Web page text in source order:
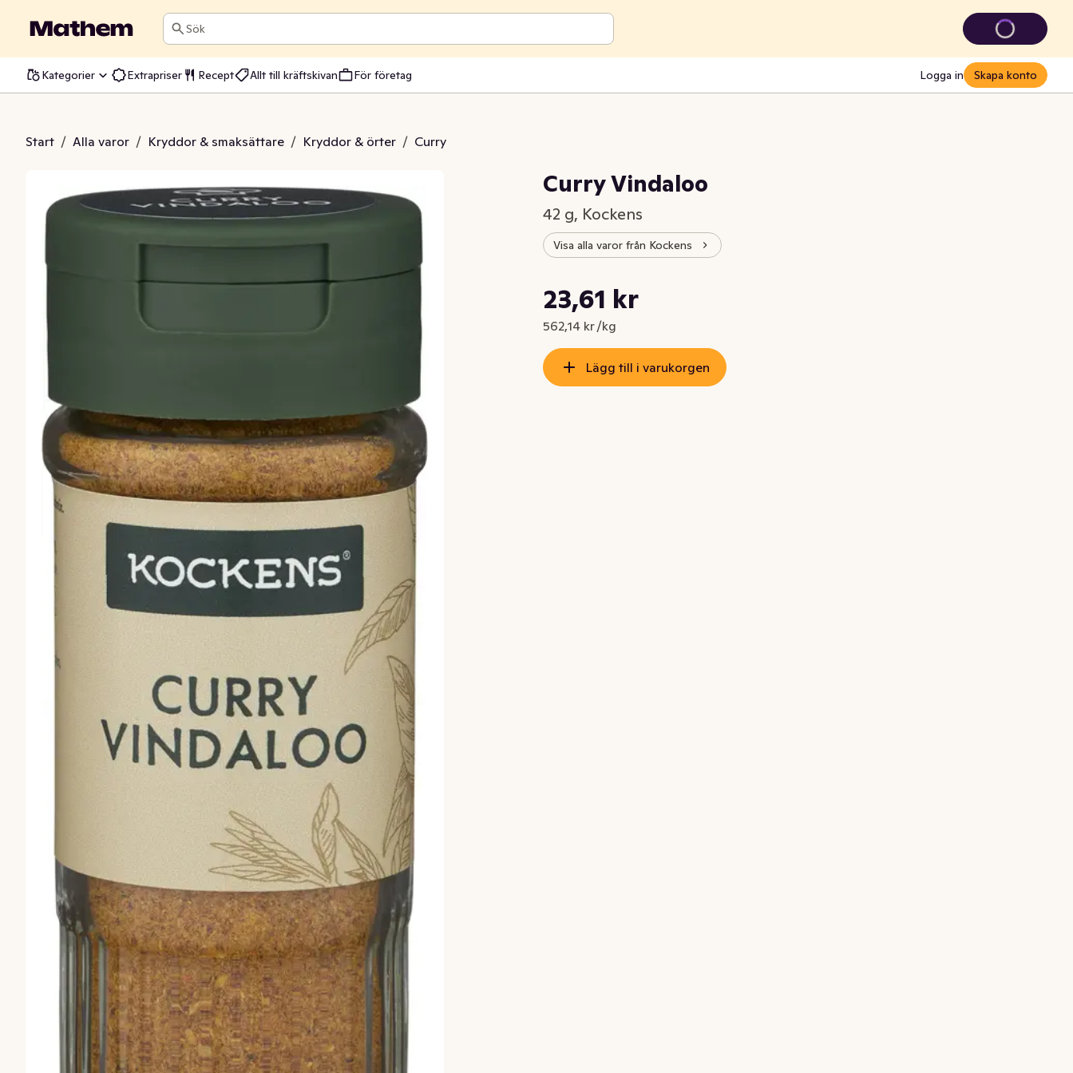
Sök
Kategorier Extrapriser Recept Allt till kräftskivan För företag Logga in Skapa konto
Start / Alla varor / Kryddor & smaksättare / Kryddor & örter / Curry
Vindaloo
Curry Vindaloo
42 g, Kockens
Visa alla varor från Kockens
Nuvarande pris är: 23,61 kr
23,61 kr
562,14 kr /kg
Styckpris: 562,14 kr /kg
Lägg till i varukorgen